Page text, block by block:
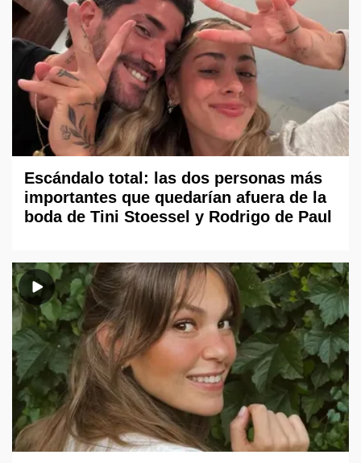
Escándalo total: las dos personas más
importantes que quedarían afuera de la
boda de Tini Stoessel y Rodrigo de Paul